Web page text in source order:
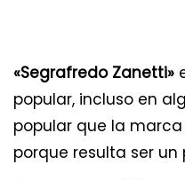
«Segrafredo Zanetti»
popular, incluso en
popular que la marca
porque resulta ser